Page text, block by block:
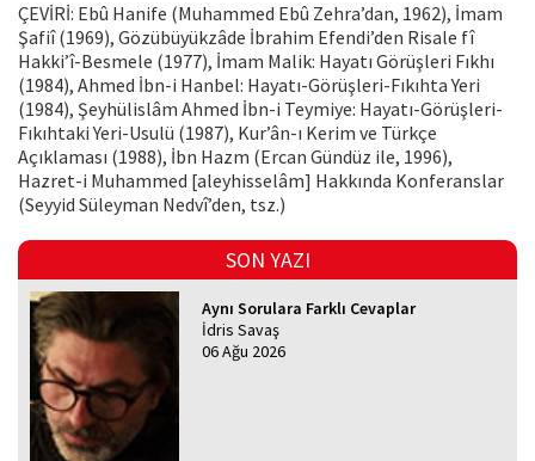
ÇEVİRİ: Ebû Hanife (Muhammed Ebû Zehra’dan, 1962), İmam
Şafiî (1969), Gözübüyükzâde İbrahim Efendi’den Ri­sale fî
Hakki’î-Besmele (1977), İmam Malik: Hayatı Görüşleri Fıkhı
(1984), Ahmed İbn-i Hanbel: Hayatı-Görüşleri-Fıkıhta Yeri
(1984), Şeyhülislâm Ahmed İbn-i Teymiye: Hayatı-Görüşleri-
Fıkıhtaki Yeri-Usulü (1987), Kur’ân-ı Kerim ve Türkçe
Açıklaması (1988), İbn Hazm (Ercan Gündüz ile, 1996),
Hazret-i Muhammed [aleyhisselâm] Hakkında Kon­feranslar
(Seyyid Süleyman Nedvî’den, tsz.)
SON YAZI
Aynı Sorulara Farklı Cevaplar
İdris Savaş
06 Ağu 2026